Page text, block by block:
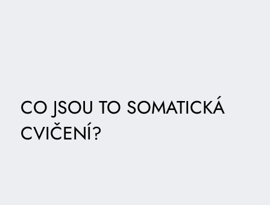
CO JSOU TO SOMATICKÁ
CVIČENÍ?